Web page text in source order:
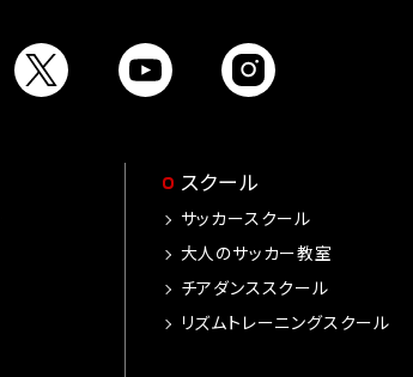
スクール
サッカースクール
大人のサッカー教室
チアダンススクール
リズムトレーニングスクール